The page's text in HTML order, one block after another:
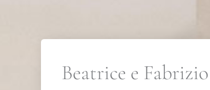
Beatrice e Fabrizio